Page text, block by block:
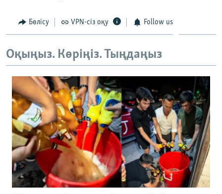
Басқа тілдерде
Бөлісу VPN-сіз оқу Follow us
Оқыңыз. Көріңіз. Тыңдаңыз